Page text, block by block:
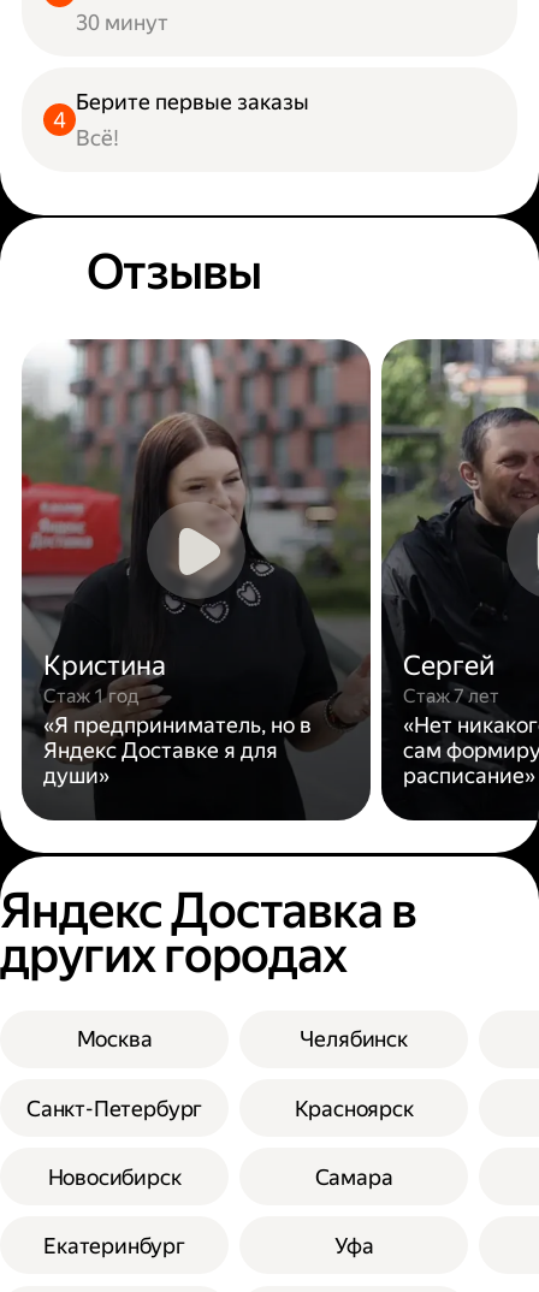
30 минут
Берите первые заказы
Всё!
Отзывы
Кристина
Стаж 1 год
«Я предприниматель, но в
Яндекс Доставке я для
души»
Сергей
Стаж 7 лет
«Нет
сам
расписание»
Яндекс Доставка в
других городах
Москва
Санкт-Петербург
Новосибирск
Екатеринбург
Челябинск
Красноярск
Самара
Уфа